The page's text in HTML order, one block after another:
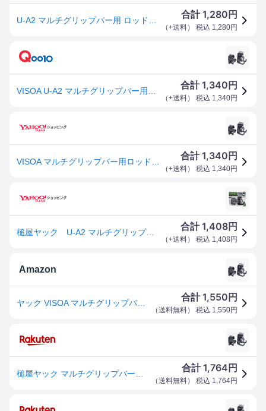
合計1,280 円
（+送料） 税込 1,280円
合計1,340 円
（+送料） 税込 1,340円
合計1,340 円
（+送料） 税込 1,340円
槌屋ヤック U-A2 マルチグリップバーヨウロッドホルダー フロント/リアセット ロッドホルダー
合計1,408円
（+送料） 税込 1,408 円
Amazon
ヤック VISOA マルチグリップバー用 ロッドホルダー フロント/リアセット U-A2 ブラック クリップマウント ゴム、プラスチック
合計1,550 円
（送料無料） 税込 1,550円
合計1,764 円
（送料無料） 税込 1,764円